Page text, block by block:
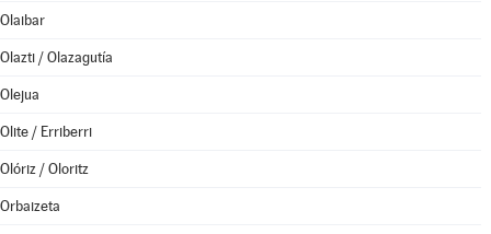
Olaibar
Olazti / Olazagutía
Olejua
Olite / Erriberri
Olóriz / Oloritz
Orbaizeta